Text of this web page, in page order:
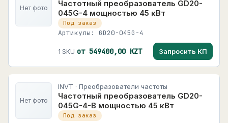
Нет фото
Частотный преобразователь GD20-
045G-4 мощностью 45 кВт
Под заказ
Артикулы: GD20-045G-4
1 SKU от 549400,00 KZT Запросить КП
Нет фото
INVT · Преобразователи частоты
Частотный преобразователь GD20-
045G-4-B мощностью 45 кВт
Под заказ